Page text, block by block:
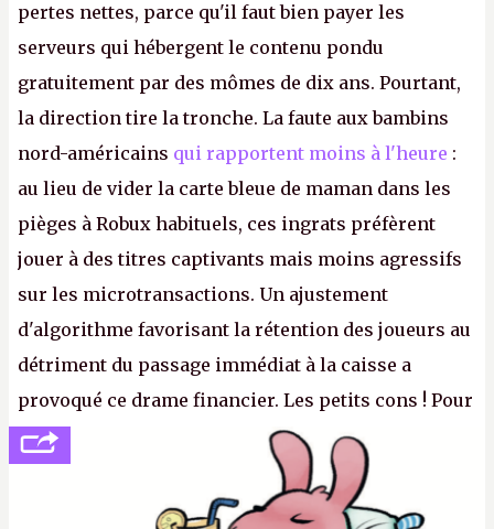
pertes nettes, parce qu'il faut bien payer les
serveurs qui hébergent le contenu pondu
gratuitement par des mômes de dix ans. Pourtant,
la direction tire la tronche. La faute aux bambins
nord-américains qui rapportent moins à l'heure :
au lieu de vider la carte bleue de maman dans les
pièges à Robux habituels, ces ingrats préfèrent
jouer à des titres captivants mais moins agressifs
sur les microtransactions. Un ajustement
d'algorithme favorisant la rétention des joueurs au
détriment du passage immédiat à la caisse a
provoqué ce drame financier. Les petits cons ! Pour
se consoler, le PDG David Baszucki peut compter
sur le déblocage du jeu en Russie et l'explosion des
joueurs majeurs (+32 %). L'avenir appartient donc